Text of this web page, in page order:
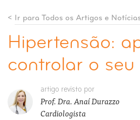
< Ir para Todos os Artigos e
Hipertensão:
controlar o
artigo revisto por
Prof. Dra. Anaí Durazzo
Cardiologista